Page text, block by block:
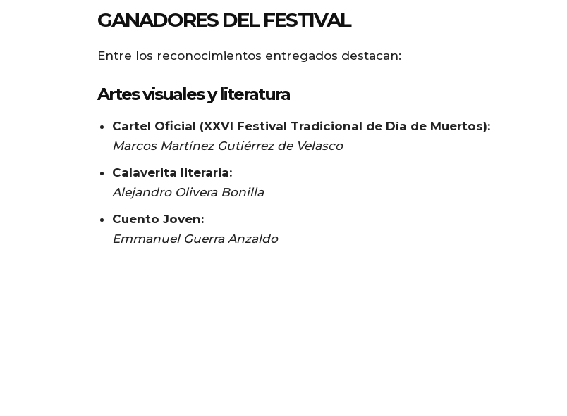
GANADORES DEL FESTIVAL
Entre los reconocimientos entregados destacan:
Artes visuales y literatura
Cartel Oficial (XXVI Festival Tradicional de Día de Muertos):
Marcos Martínez Gutiérrez de Velasco
Calaverita literaria:
Alejandro Olivera Bonilla
Cuento Joven:
Emmanuel Guerra Anzaldo